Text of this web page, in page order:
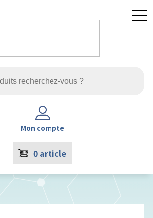
Mon compte
0 article